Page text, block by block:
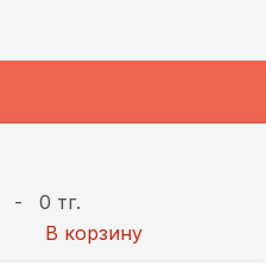
-
0 тг.
В корзину